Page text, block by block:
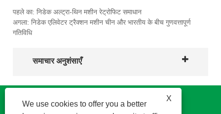
पहले का:निडेक अल्ट्रा-थिन मशीन रेट्रोफिट समाधान
अगला:निडेक एलिवेटर ट्रैक्शन मशीन चीन और भारतीय के बीच गुणवत्तापूर्ण
गतिविधि
समाचार अनुशंसाएँ
X
We use cookies to offer you a better